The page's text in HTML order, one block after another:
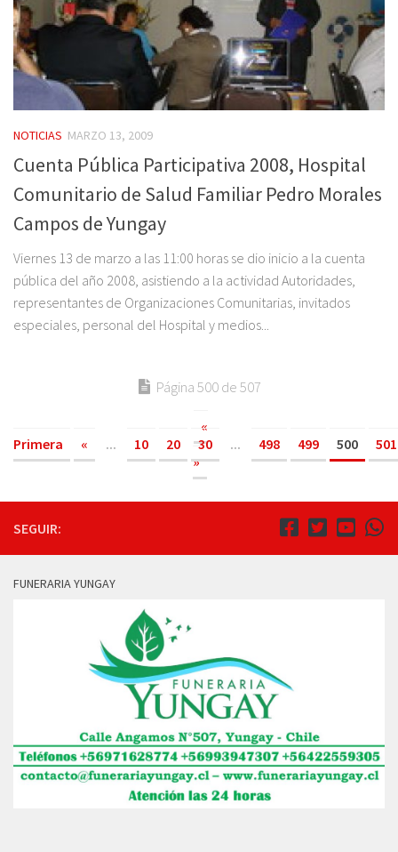
NOTICIAS MARZO 13, 2009
Cuenta Pública Participativa 2008, Hospital
Comunitario de Salud Familiar Pedro Morales
Campos de Yungay
Viernes 13 de marzo a las 11:00 horas se dio inicio a la cuenta
pública del año 2008, asistiendo a la actividad Autoridades,
representantes de Organizaciones Comunitarias, invitados
especiales, personal del Hospital y medios...
Página 500 de 507
«
Primera
« ... 10 20 30 ... 498 499 500
501
»
SEGUIR:
FUNERARIA YUNGAY